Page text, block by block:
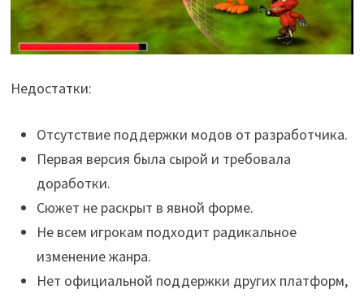
Недостатки:
Отсутствие поддержки модов от разработчика.
Первая версия была сырой и требовала
доработки.
Сюжет не раскрыт в явной форме.
Не всем игрокам подходит радикальное
изменение жанра.
Нет официальной поддержки других платформ,